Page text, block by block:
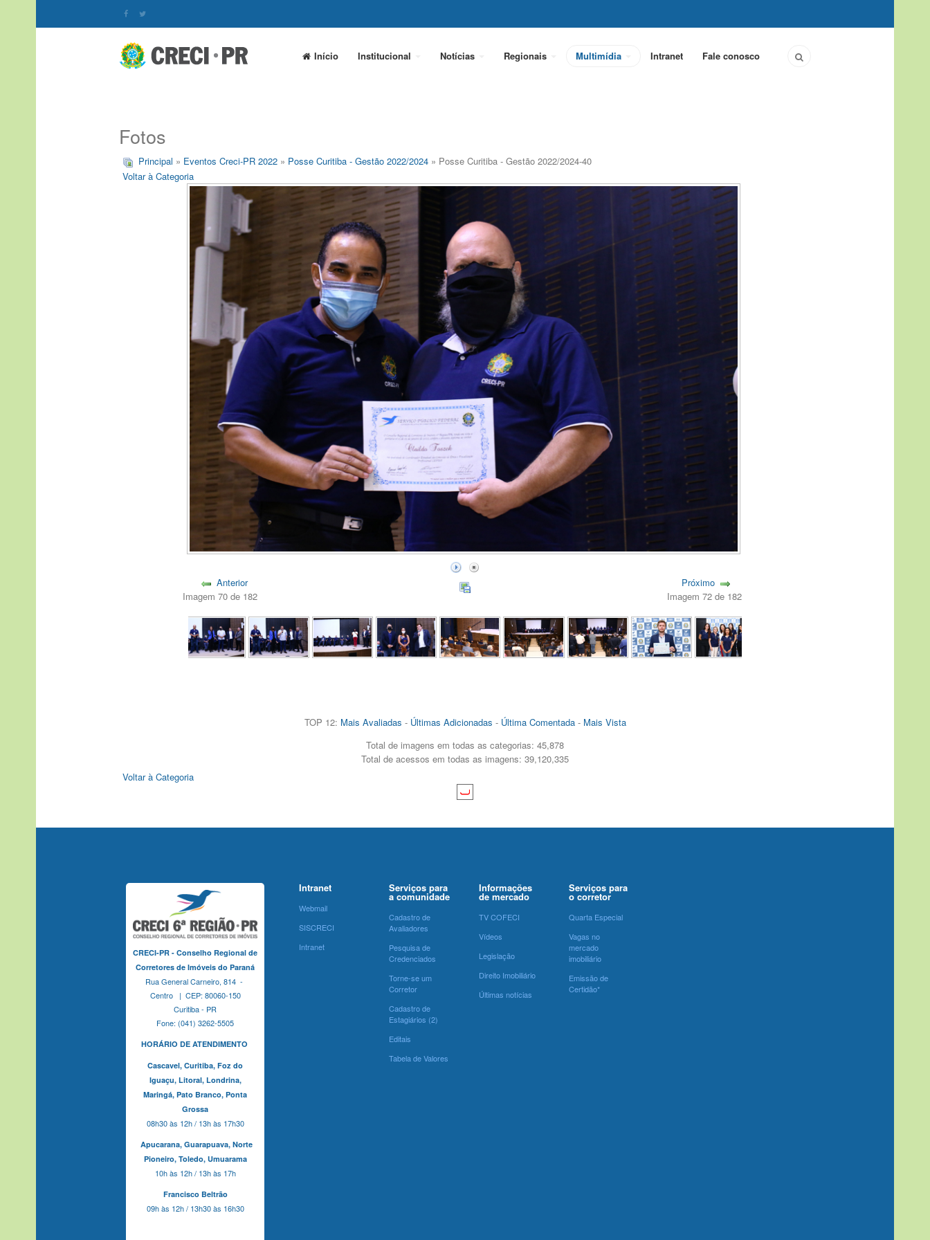
Início Institucional Notícias Regionais Multimídia Intranet Fale conosco
Fotos
Principal » Eventos Creci-PR 2022 » Posse Curitiba - Gestão 2022/2024 » Posse Curitiba - Gestão 2022/2024-40
Voltar à Categoria
Anterior
Imagem 70 de 182
Próximo
Imagem 72 de 182
TOP 12: Mais Avaliadas - Últimas Adicionadas - Última Comentada- Mais Vista
Total de imagens em todas as categorias: 45,878
Total de acessos em todas as imagens: 39,120,335
Voltar à Categoria
CRECI-PR - Conselho Regional de
Corretores de Imóveis do Paraná
Rua General Carneiro, 814 -
Centro | CEP: 80060-150
Curitiba - PR
Fone: (041) 3262-5505
HORÁRIO DE ATENDIMENTO
Cascavel, Curitiba, Foz do
Iguaçu, Litoral, Londrina,
Maringá, Pato Branco, Ponta
Grossa
08h30 às 12h / 13h às 17h30
Apucarana, Guarapuava, Norte
Pioneiro, Toledo, Umuarama
10h às 12h / 13h às 17h
Francisco Beltrão
09h às 12h / 13h30 às 16h30
Intranet
Webmail
SISCRECI
Intranet
Serviços para
a comunidade
Cadastro de
Avaliadores
Pesquisa de
Credenciados
Torne-se um
Corretor
Cadastro de
Estagiários (2)
Editais
Tabela de Valores
Informações
de mercado
TV COFECI
Vídeos
Legislação
Direito Imobiliário
Últimas notícias
Serviços para
o corretor
Quarta Especial
Vagas no
mercado
imobiliário
Emissão de
Certidão*